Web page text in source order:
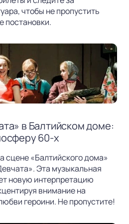
чтобы не пропустить
постановки.
в Балтийском доме:
60-х
сцене «Балтийского дома»
Эта музыкальная
новую интерпретацию
внимание на
героини. Не пропустите!